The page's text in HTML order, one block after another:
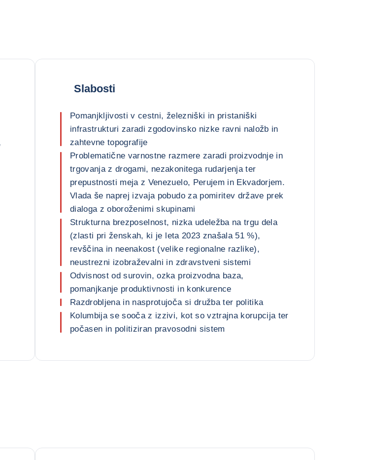
Slabosti
Pomanjkljivosti v cestni, železniški in pristaniški
infrastrukturi zaradi zgodovinsko nizke ravni naložb in
zahtevne topografije
Problematične varnostne razmere zaradi proizvodnje in
trgovanja z drogami, nezakonitega rudarjenja ter
prepustnosti meja z Venezuelo, Perujem in Ekvadorjem.
Vlada še naprej izvaja pobudo za pomiritev države prek
dialoga z oboroženimi skupinami
Strukturna brezposelnost, nizka udeležba na trgu dela
(zlasti pri ženskah, ki je leta 2023 znašala 51 %),
revščina in neenakost (velike regionalne razlike),
neustrezni izobraževalni in zdravstveni sistemi
Odvisnost od surovin, ozka proizvodna baza,
pomanjkanje produktivnosti in konkurence
Razdrobljena in nasprotujoča si družba ter politika
Kolumbija se sooča z izzivi, kot so vztrajna korupcija ter
počasen in politiziran pravosodni sistem